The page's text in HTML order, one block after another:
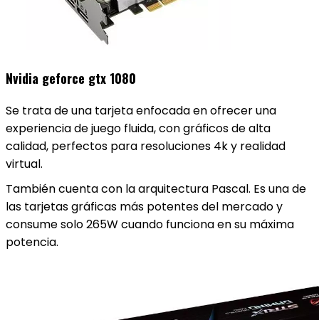
Nvidia geforce gtx 1080
Se trata de una tarjeta enfocada en ofrecer una
experiencia de juego fluida, con gráficos de alta
calidad, perfectos para resoluciones 4k y realidad
virtual.
También cuenta con la arquitectura Pascal. Es una de
las tarjetas gráficas más potentes del mercado y
consume solo 265W cuando funciona en su máxima
potencia.